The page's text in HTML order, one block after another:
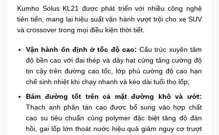
Kumho Solus KL21 được phát triển với nhiều công nghệ
tiên tiến, mang lại hiệu suất vận hành vượt trội cho xe SUV
và crossover trong mọi điều kiện thời tiết.
Vận hành ổn định ở tốc độ cao: Cấu trúc xuyên tâm
độ bền cao với đai thép và dây hạt cứng tăng cường độ
tin cậy trên đường cao tốc, lớp phủ cường độ cao hạn
chế sinh nhiệt khi chạy nhanh và kéo dài tuổi thọ lốp;
Bám đường tốt trên cả mặt đường khô và ướt:
Thạch anh phân tán cao được bổ sung vào hợp chất
cao su tiêu chuẩn cùng polymer đặc biệt tăng độ đàn
hồi, gai lốp lớn thoát nước hiệu quả giảm nguy cơ trượt